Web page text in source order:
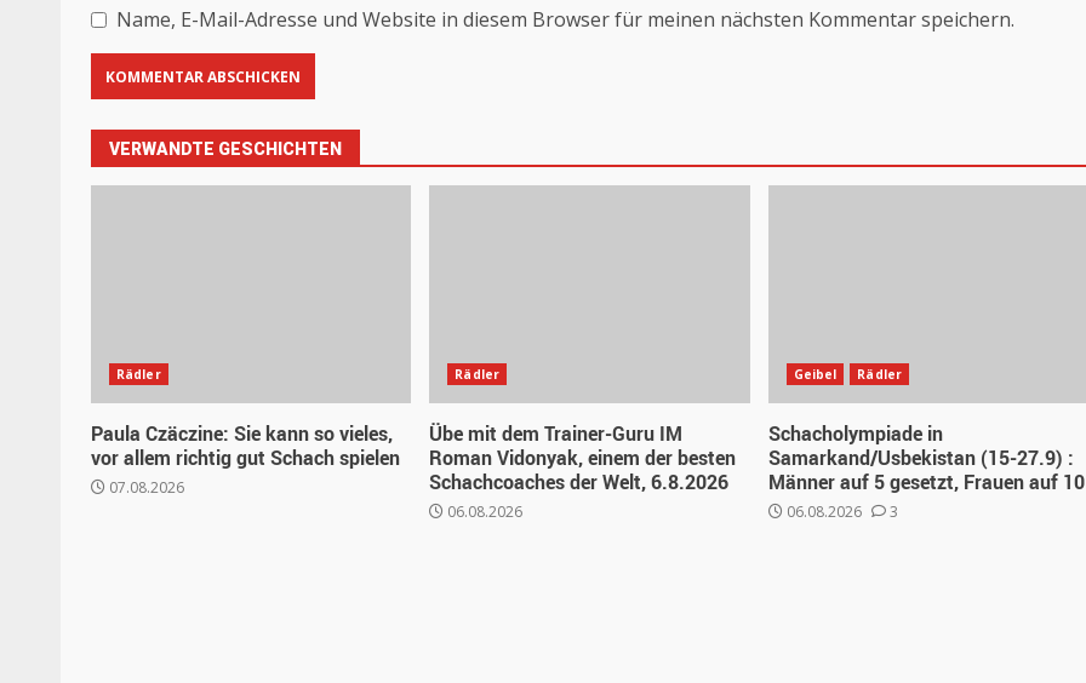
Name, E-Mail-Adresse und Website in diesem Browser für meinen nächsten Kommentar speichern.
VERWANDTE GESCHICHTEN
Rädler
Paula Czäczine: Sie kann so vieles,
vor allem richtig gut Schach spielen
07.08.2026
Rädler
Übe mit dem Trainer-Guru IM
Roman Vidonyak, einem der besten
Schachcoaches der Welt, 6.8.2026
06.08.2026
Geibel Rädler
Schacholympiade in
Samarkand/Usbekistan (15-27.9) :
Männer auf 5 gesetzt, Frauen auf 10
06.08.2026 3